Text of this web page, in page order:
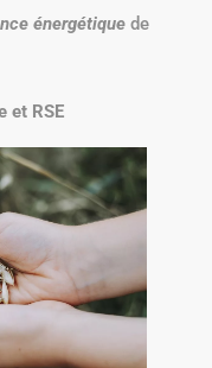
énergétique de
et RSE